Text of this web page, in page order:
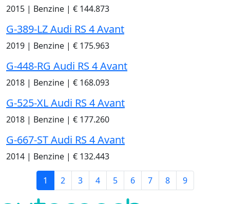
2015 | Benzine | € 144.873
G-389-LZ Audi RS 4 Avant
2019 | Benzine | € 175.963
G-448-RG Audi RS 4 Avant
2018 | Benzine | € 168.093
G-525-XL Audi RS 4 Avant
2018 | Benzine | € 177.260
G-667-ST Audi RS 4 Avant
2014 | Benzine | € 132.443
1 2 3 4 5 6 7 8 9